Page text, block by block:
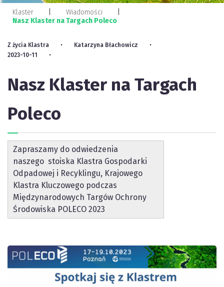
Klaster
Wiadomości
Nasz Klaster na Targach Poleco
Z życia Klastra
Katarzyna Błachowicz
2023-10-11
Nasz Klaster na Targach
Poleco
Zapraszamy do odwiedzenia
naszego stoiska Klastra Gospodarki
Odpadowej i Recyklingu, Krajowego
Klastra Kluczowego podczas
Międzynarodowych Targów Ochrony
Środowiska POLECO 2023